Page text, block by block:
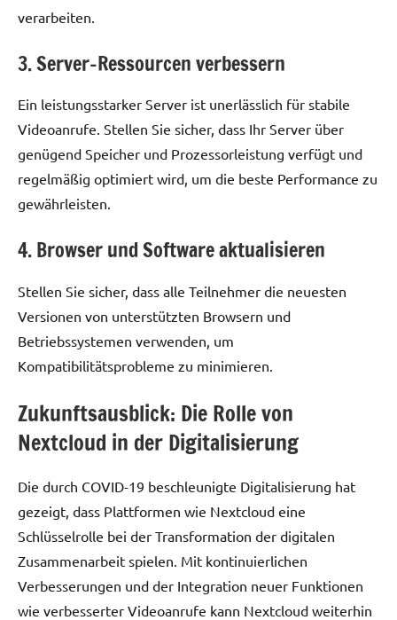
verarbeiten.
3. Server-Ressourcen verbessern
Ein leistungsstarker Server ist unerlässlich für stabile
Videoanrufe. Stellen Sie sicher, dass Ihr Server über
genügend Speicher und Prozessorleistung verfügt und
regelmäßig optimiert wird, um die beste Performance zu
gewährleisten.
4. Browser und Software aktualisieren
Stellen Sie sicher, dass alle Teilnehmer die neuesten
Versionen von unterstützten Browsern und
Betriebssystemen verwenden, um
Kompatibilitätsprobleme zu minimieren.
Zukunftsausblick: Die Rolle von
Nextcloud in der Digitalisierung
Die durch COVID-19 beschleunigte Digitalisierung hat
gezeigt, dass Plattformen wie Nextcloud eine
Schlüsselrolle bei der Transformation der digitalen
Zusammenarbeit spielen. Mit kontinuierlichen
Verbesserungen und der Integration neuer Funktionen
wie verbesserter Videoanrufe kann Nextcloud weiterhin